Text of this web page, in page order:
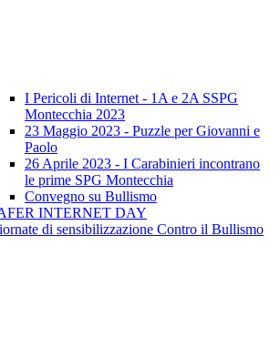
I Pericoli di Internet - 1A e 2A SSPG
Montecchia 2023
23 Maggio 2023 - Puzzle per Giovanni e
Paolo
26 Aprile 2023 - I Carabinieri incontrano
le prime SPG Montecchia
Convegno su Bullismo
INTERNET DAY
di sensibilizzazione Contro il Bullismo